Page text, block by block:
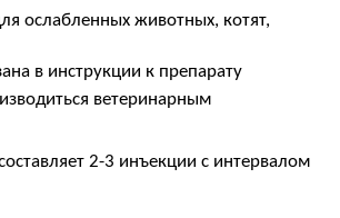
ослабленных животных, котят,
в инструкции к препарату
ветеринарным
2-3 инъекции с интервалом